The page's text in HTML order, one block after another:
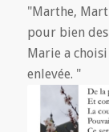
"Marthe,
pour bien des
Marie a
enlevée. "